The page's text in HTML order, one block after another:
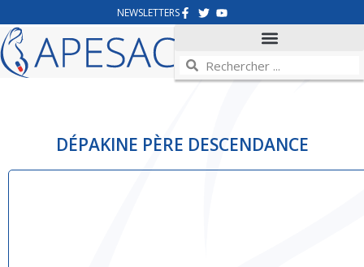
NEWSLETTERS
DÉPAKINE PÈRE DESCENDANCE